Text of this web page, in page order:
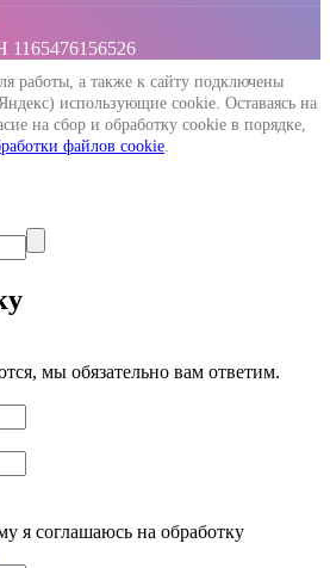
работы, а также к сайту подключены
использующие cookie. Оставаясь на
на сбор и обработку cookie в порядке,
файлов cookie.
мы обязательно вам ответим.
я соглашаюсь на обработку